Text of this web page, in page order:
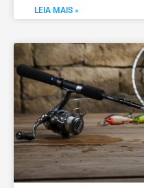
LEIA MAIS »